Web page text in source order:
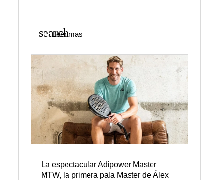
search
Leer mas
La espectacular Adipower Master
MTW, la primera pala Master de Álex